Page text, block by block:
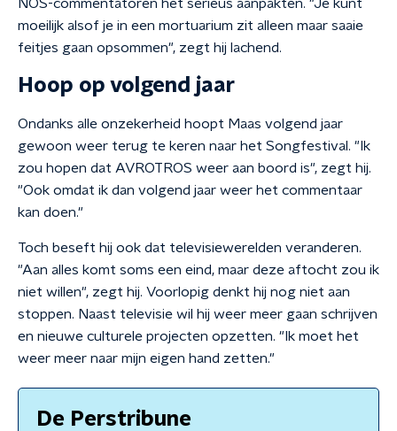
NOS-commentatoren het serieus aanpakten. "Je kunt
moeilijk alsof je in een mortuarium zit alleen maar saaie
feitjes gaan opsommen", zegt hij lachend.
Hoop op volgend jaar
Ondanks alle onzekerheid hoopt Maas volgend jaar
gewoon weer terug te keren naar het Songfestival. "Ik
zou hopen dat AVROTROS weer aan boord is", zegt hij.
"Ook omdat ik dan volgend jaar weer het commentaar
kan doen."
Toch beseft hij ook dat televisiewerelden veranderen.
"Aan alles komt soms een eind, maar deze aftocht zou ik
niet willen", zegt hij. Voorlopig denkt hij nog niet aan
stoppen. Naast televisie wil hij weer meer gaan schrijven
en nieuwe culturele projecten opzetten. "Ik moet het
weer meer naar mijn eigen hand zetten."
De Perstribune